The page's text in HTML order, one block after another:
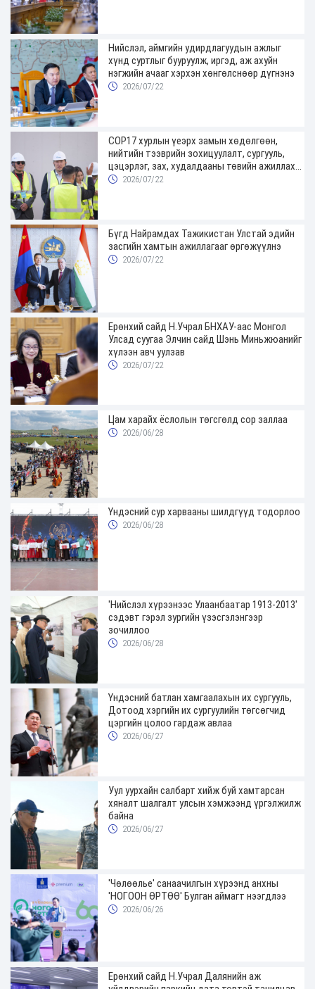
Нийслэл, аймгийн удирдлагуудын ажлыг
хүнд суртлыг бууруулж, иргэд, аж ахуйн
нэгжийн ачааг хэрхэн хөнгөлснөөр дүгнэнэ
2026/07/22
COP17 хурлын үеэрх замын хөдөлгөөн,
нийтийн тээврийн зохицуулалт, сургууль,
цэцэрлэг, зах, худалдааны төвийн ажиллах
хуваарийг гаргаж, иргэдэд мэдээлэхийг
2026/07/22
Бүгд Найрамдах Тажикистан Улстай эдийн
засгийн хамтын ажиллагааг өргөжүүлнэ
2026/07/22
Ерөнхий сайд Н.Учрал БНХАУ-аас Монгол
Улсад суугаа Элчин сайд Шэнь Миньжюанийг
хүлээн авч уулзав
2026/07/22
Цам харайх ёслолын төгсгөлд сор заллаа
2026/06/28
Үндэсний сур харвааны шилдгүүд тодорлоо
2026/06/28
'Нийслэл хүрээнээс Улаанбаатар 1913-2013'
сэдэвт гэрэл зургийн үзэсгэлэнгээр
зочиллоо
2026/06/28
Үндэсний батлан хамгаалахын их сургууль,
Дотоод хэргийн их сургуулийн төгсөгчид
цэргийн цолоо гардаж авлаа
2026/06/27
Уул уурхайн салбарт хийж буй хамтарсан
хяналт шалгалт улсын хэмжээнд үргэлжилж
байна
2026/06/27
'Чөлөөлье' санаачилгын хүрээнд анхны
'НОГООН ӨРТӨӨ' Булган аймагт нээгдлээ
2026/06/26
Ерөнхий сайд Н.Учрал Далянийн аж